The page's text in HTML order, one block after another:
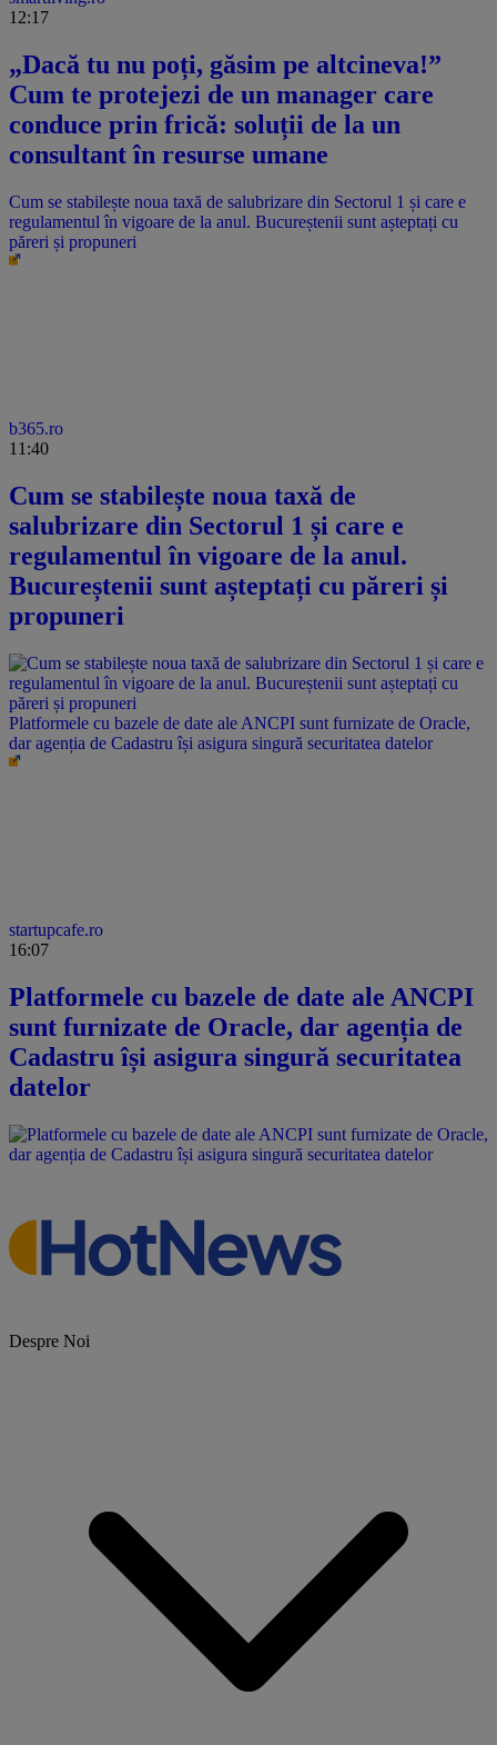
12:17
„Dacă tu nu poți, găsim pe altcineva!”
Cum te protejezi de un manager care
conduce prin frică: soluții de la un
consultant în resurse umane
Cum se stabilește noua taxă de salubrizare din Sectorul 1 și care e
regulamentul în vigoare de la anul. Bucureștenii sunt așteptați cu
păreri și propuneri
b365.ro
11:40
Cum se stabilește noua taxă de
salubrizare din Sectorul 1 și care e
regulamentul în vigoare de la anul.
Bucureștenii sunt așteptați cu păreri și
propuneri
Platformele cu bazele de date ale ANCPI sunt furnizate de Oracle,
dar agenția de Cadastru își asigura singură securitatea datelor
startupcafe.ro
16:07
Platformele cu bazele de date ale ANCPI
sunt furnizate de Oracle, dar agenția de
Cadastru își asigura singură securitatea
datelor
Despre Noi